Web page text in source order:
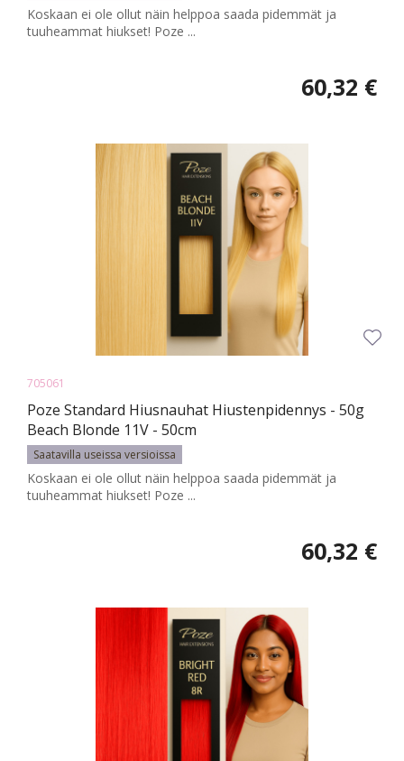
Koskaan ei ole ollut näin helppoa saada pidemmät ja
tuuheammat hiukset! Poze ...
60,32 €
705061
Poze Standard Hiusnauhat Hiustenpidennys - 50g
Beach Blonde 11V - 50cm
Saatavilla useissa versioissa
Koskaan ei ole ollut näin helppoa saada pidemmät ja
tuuheammat hiukset! Poze ...
60,32 €